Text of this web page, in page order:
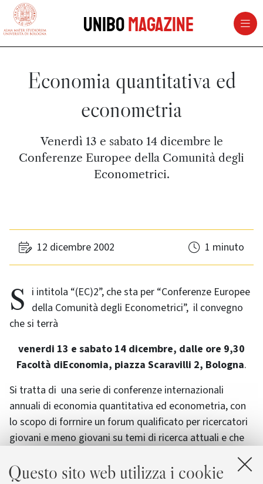
Questo sito web utilizza i cookie
vai al contenuto della pagina
UniboMagazine
Economia quantitativa ed
econometria
Venerdì 13 e sabato 14 dicembre le
Conferenze Europee della Comunità degli
Econometrici.
12 dicembre 2002 1 minuto
Si intitola “(EC)2”, che sta per “Conferenze Europee della Comunità degli Econometrici”, il convegno
che si terrà
venerdi 13 e sabato 14 dicembre, dalle ore 9,30
Facoltà diEconomia, piazza Scaravilli 2, Bologna.
Si tratta di una serie di conferenze internazionali
annuali di economia quantitativa ed econometria, con
lo scopo di forrnire un forum qualificato per ricercatori
giovani e meno giovani su temi di ricerca attuali e che
sono diversi di anno in anno. Il tema di quest'anno è:
“Scelta di modelli e loro valutazione”